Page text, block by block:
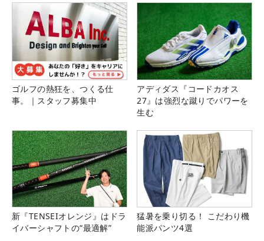
ゴルフの熱狂を、つくる仕
事。｜スタッフ募集中
アディダス『コードカオス
27』は強烈な蹴りでパワーを
生む
新『TENSEIオレンジ』はドラ
イバーシャフトの“最適解”
猛暑を乗り切る！ こだわり機
能派パンツ4選